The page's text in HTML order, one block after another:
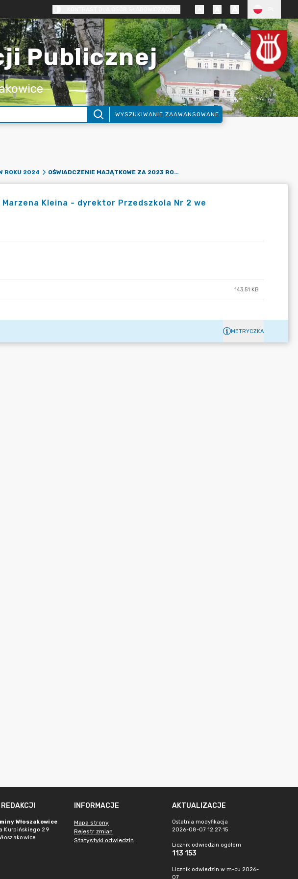
Publicznej
WYSZUKIWANIE ZAAWANSOWANE
ROKU 2024 OŚWIADCZENIE MAJĄTKOWE ZA 2023 ROK: MARZENA KLEINA - DYREKTOR PRZEDSZKOLA NR 2 WE WŁOSZAKOWICACH
Kleina - dyrektor Przedszkola Nr 2 we
143.51 KB
METRYCZKA
Włoszakowice
Kurpińskiego 29
INFORMACJE
Mapa strony
Rejestr zmian
Statystyki odwiedzin
AKTUALIZACJE
Ostatnia modyfikacja
2026-08-07 12:27:15
Licznik odwiedzin ogółem
113 153
Licznik odwiedzin w m-cu 2026-
07